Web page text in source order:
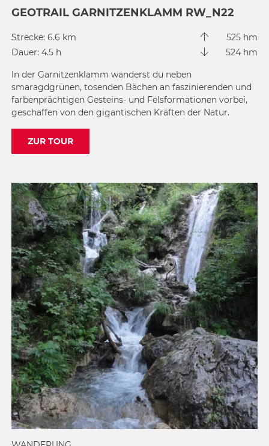
GEOTRAIL GARNITZENKLAMM RW_N22
Strecke: 6.6 km
525 hm
Dauer: 4.5 h
524 hm
In der Garnitzenklamm wanderst du neben
smaragdgrünen, tosenden Bächen an faszinierenden und
farbenprächtigen Gesteins- und Felsformationen vorbei,
geschaffen von den gigantischen Kräften der Natur.
ZUR TOUR